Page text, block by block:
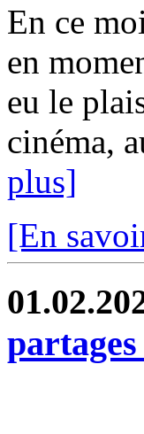
En ce
en
eu le
cinéma,
plus]
[En